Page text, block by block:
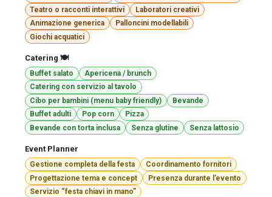
Teatro o racconti interattivi
Laboratori creativi
Animazione generica
Palloncini modellabili
Giochi acquatici
Catering 🍽️
Buffet salato
Apericena / brunch
Catering con servizio al tavolo
Cibo per bambini (menu baby friendly)
Bevande
Buffet adulti
Pop corn
Pizza
Bevande con torta inclusa
Senza glutine Senza lattosio
Event Planner
Gestione completa della festa
Coordinamento fornitori
Progettazione tema e concept
Presenza durante l’evento
Servizio “festa chiavi in mano”